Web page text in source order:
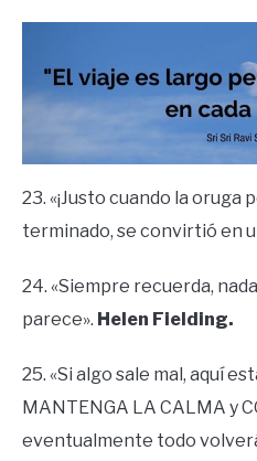
23. «¡Justo cuando la oruga
terminado, se convirtió en
24. «Siempre recuerda,
parece». Helen Fielding.
25. «Si algo sale mal, aquí
MANTENGA LA CALMA y
eventualmente todo